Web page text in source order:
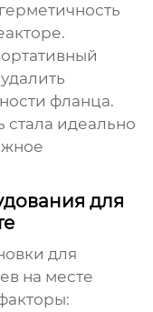
фланца.
идеально
для
для
на месте